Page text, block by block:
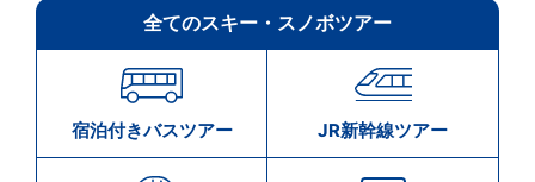
全てのスキー・スノボツアー
宿泊付きバスツアー JR新幹線ツアー